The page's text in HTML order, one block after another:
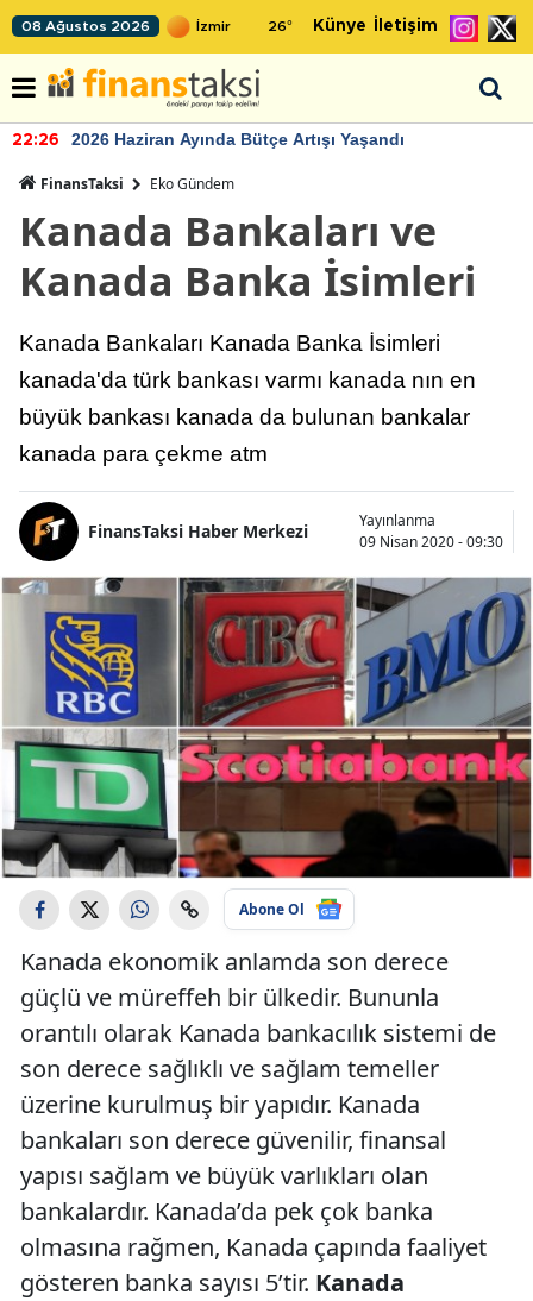
08 Ağustos 2026 26° Künye İletişim
22:26 2026 Haziran Ayında Bütçe Artışı Yaşandı
FinansTaksi Eko Gündem
Kanada Bankaları ve
Kanada Banka İsimleri
Kanada Bankaları Kanada Banka İsimleri
kanada'da türk bankası varmı kanada nın en
büyük bankası kanada da bulunan bankalar
kanada para çekme atm
FinansTaksi Haber Merkezi
Yayınlanma
09 Nisan 2020 - 09:30
Abone Ol
Kanada ekonomik anlamda son derece
güçlü ve müreffeh bir ülkedir. Bununla
orantılı olarak Kanada bankacılık sistemi de
son derece sağlıklı ve sağlam temeller
üzerine kurulmuş bir yapıdır. Kanada
bankaları son derece güvenilir, finansal
yapısı sağlam ve büyük varlıkları olan
bankalardır. Kanada’da pek çok banka
olmasına rağmen, Kanada çapında faaliyet
gösteren banka sayısı 5’tir. Kanada